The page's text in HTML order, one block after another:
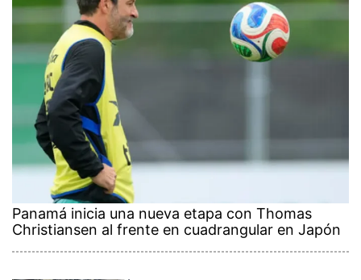
Panamá inicia una nueva etapa con Thomas
Christiansen al frente en cuadrangular en Japón